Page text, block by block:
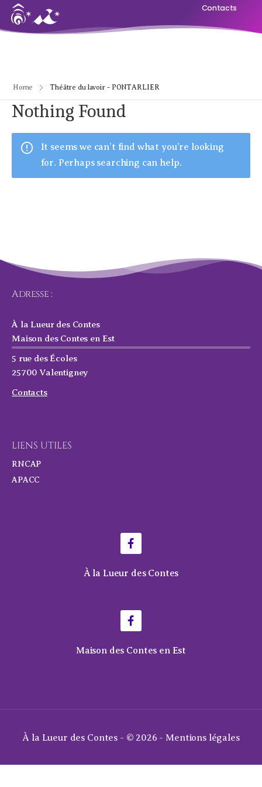
Contacts
Home Théâtre du lavoir - PONTARLIER
Nothing Found
It seems we can’t find what you’re looking
for. Perhaps searching can help.
Adresse :
À la Lueur des Contes
Maison des Contes en Est
5 rue des Écoles
25700 Valentigney
Contacts
LIENS UTILES
RNCAP
APACC
À la Lueur des Contes
Maison des Contes en Est
À la Lueur des Contes - © 2026 - Mentions légales